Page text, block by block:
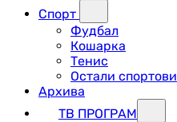
Спорт
Фудбал
Кошарка
Тенис
Остали спортови
Архива
ТВ ПРОГРАМ